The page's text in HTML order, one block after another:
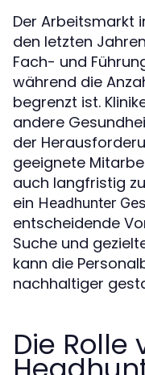
Der Arbeitsmarkt
den letzten
Fach- und
während die
begrenzt ist.
andere
der
geeignete
auch langfristig
ein Headhunter
entscheidende
Suche und
kann die
nachhaltiger
Die Rolle